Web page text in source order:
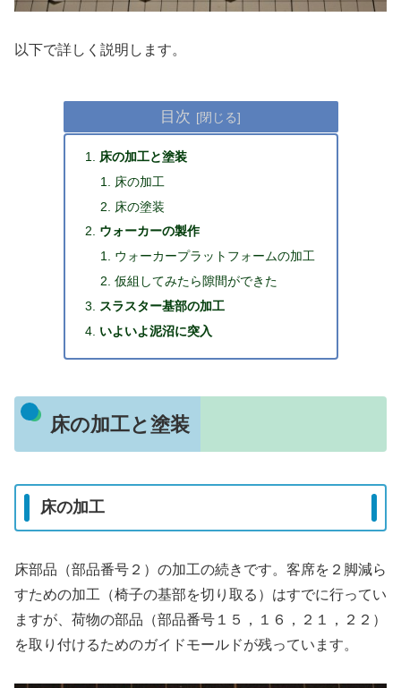
以下で詳しく説明します。
目次
床の加工と塗装
床の加工
床の塗装
ウォーカーの製作
ウォーカープラットフォームの加工
仮組してみたら隙間ができた
スラスター基部の加工
いよいよ泥沼に突入
床の加工と塗装
床の加工
床部品（部品番号２）の加工の続きです。客席を２脚減ら
すための加工（椅子の基部を切り取る）はすでに行ってい
ますが、荷物の部品（部品番号１５，１６，２１，２２）
を取り付けるためのガイドモールドが残っています。